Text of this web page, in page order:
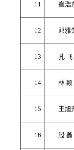
11 崔浩
12 邓雅
13 孔 飞
14 林 颖
15 王旭
16 殷 鑫